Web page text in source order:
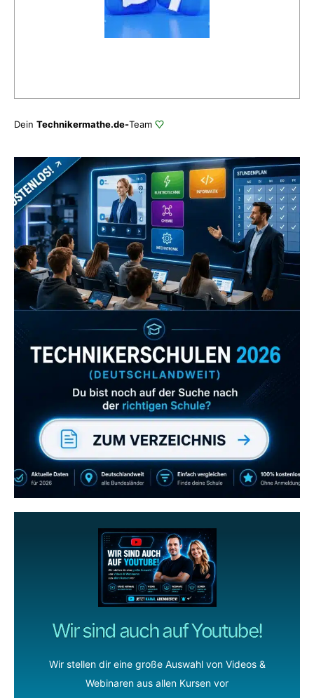
Dein Technikermathe.de-Team
Zum Verzeichnis
Wir sind auch auf Youtube!
Wir stellen dir eine große Auswahl von Videos &
Webinaren aus allen Kursen vor
Abonniere uns auch
gerne
wenn dir unsere Videos gefallen!
ZUM YOUTUBE KANAL